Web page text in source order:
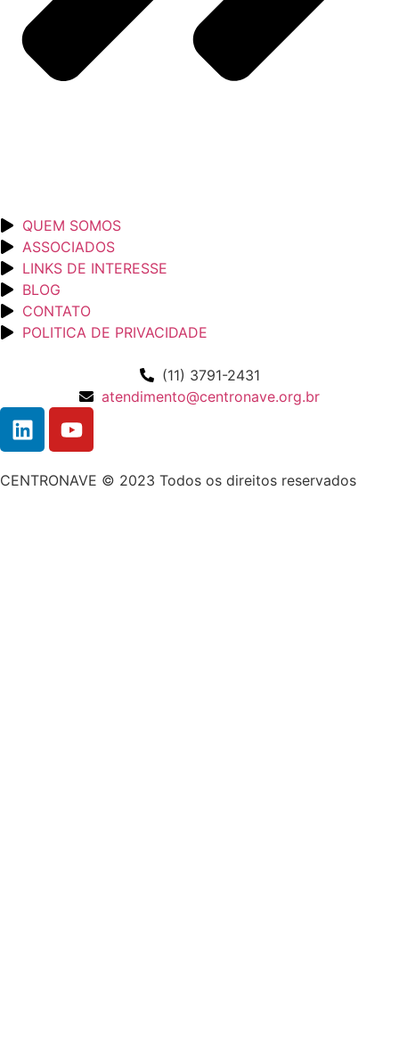
QUEM SOMOS
ASSOCIADOS
LINKS DE INTERESSE
BLOG
CONTATO
POLITICA DE PRIVACIDADE
(11) 3791-2431
atendimento@centronave.org.br
CENTRONAVE © 2023 Todos os direitos reservados